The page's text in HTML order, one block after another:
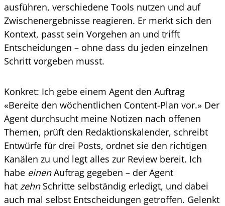
ausführen, verschiedene Tools nutzen und auf
Zwischenergebnisse reagieren. Er merkt sich den
Kontext, passt sein Vorgehen an und trifft
Entscheidungen – ohne dass du jeden einzelnen
Schritt vorgeben musst.
Konkret: Ich gebe einem Agent den Auftrag
«Bereite den wöchentlichen Content-Plan vor.» Der
Agent durchsucht meine Notizen nach offenen
Themen, prüft den Redaktionskalender, schreibt
Entwürfe für drei Posts, ordnet sie den richtigen
Kanälen zu und legt alles zur Review bereit. Ich
habe einenAuftrag gegeben – der Agent
hat zehnSchritte selbständig erledigt, und dabei
auch mal selbst Entscheidungen getroffen. Gelenkt